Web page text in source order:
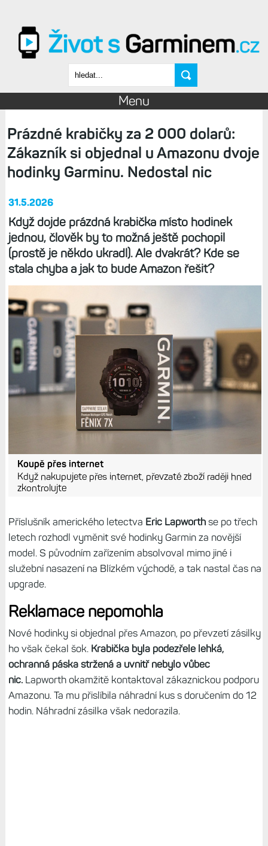
Vyhledávání
Menu
Prázdné krabičky za 2 000 dolarů:
Zákazník si objednal u Amazonu dvoje
hodinky Garminu. Nedostal nic
31.5.2026
Když dojde prázdná krabička místo hodinek
jednou, člověk by to možná ještě pochopil
(prostě je někdo ukradl). Ale dvakrát? Kde se
stala chyba a jak to bude Amazon řešit?
Koupě přes internet
Když nakupujete přes internet, převzaté zboží raději hned
zkontrolujte
Příslušník amerického letectva Eric Lapworthse po třech
letech rozhodl vyměnit své hodinky Garmin za novější
model. S původním zařízením absolvoval mimo jiné i
služební nasazení na Blízkém východě, a tak nastal čas na
upgrade.
Reklamace nepomohla
Nové hodinky si objednal přes Amazon, po převzetí zásilky
ho však čekal šok. Krabička byla podezřele lehká,
ochranná páska stržená a uvnitř nebylo vůbec
nic. Lapworth okamžitě kontaktoval zákaznickou podporu
Amazonu. Ta mu přislíbila náhradní kus s doručením do 12
hodin. Náhradní zásilka však nedorazila.